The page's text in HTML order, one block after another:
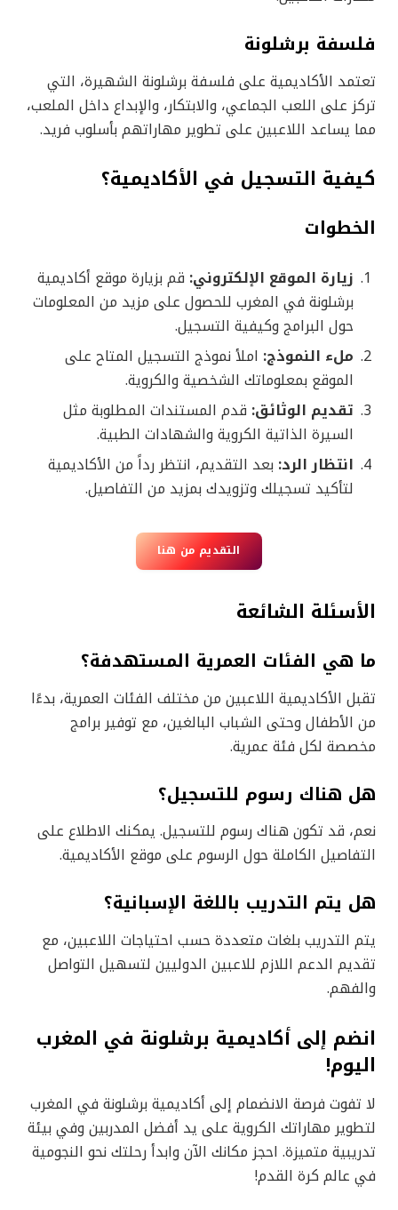
فلسفة برشلونة
تعتمد الأكاديمية على فلسفة برشلونة الشهيرة، التي
تركز على اللعب الجماعي، والابتكار، والإبداع داخل الملعب،
مما يساعد اللاعبين على تطوير مهاراتهم بأسلوب فريد.
كيفية التسجيل في الأكاديمية؟
الخطوات
زيارة الموقع الإلكتروني: قم بزيارة موقع أكاديمية
برشلونة في المغرب للحصول على مزيد من المعلومات
حول البرامج وكيفية التسجيل.
ملء النموذج: املأ نموذج التسجيل المتاح على
الموقع بمعلوماتك الشخصية والكروية.
تقديم الوثائق: قدم المستندات المطلوبة مثل
السيرة الذاتية الكروية والشهادات الطبية.
انتظار الرد: بعد التقديم، انتظر رداً من الأكاديمية
لتأكيد تسجيلك وتزويدك بمزيد من التفاصيل.
التقديم من هنا
الأسئلة الشائعة
ما هي الفئات العمرية المستهدفة؟
تقبل الأكاديمية اللاعبين من مختلف الفئات العمرية، بدءًا
من الأطفال وحتى الشباب البالغين، مع توفير برامج
مخصصة لكل فئة عمرية.
هل هناك رسوم للتسجيل؟
نعم، قد تكون هناك رسوم للتسجيل. يمكنك الاطلاع على
التفاصيل الكاملة حول الرسوم على موقع الأكاديمية.
هل يتم التدريب باللغة الإسبانية؟
يتم التدريب بلغات متعددة حسب احتياجات اللاعبين، مع
تقديم الدعم اللازم للاعبين الدوليين لتسهيل التواصل
والفهم.
انضم إلى أكاديمية برشلونة في المغرب
اليوم!
لا تفوت فرصة الانضمام إلى أكاديمية برشلونة في المغرب
لتطوير مهاراتك الكروية على يد أفضل المدربين وفي بيئة
تدريبية متميزة. احجز مكانك الآن وابدأ رحلتك نحو النجومية
في عالم كرة القدم!